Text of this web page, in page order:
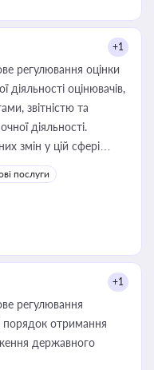
+1
регулювання оцінки
діяльності оцінювачів,
звітністю та
діяльності.
змін у цій сфері
юриста або
оренди
і перевірки
послуги
+1
регулювання
порядок отримання
державного